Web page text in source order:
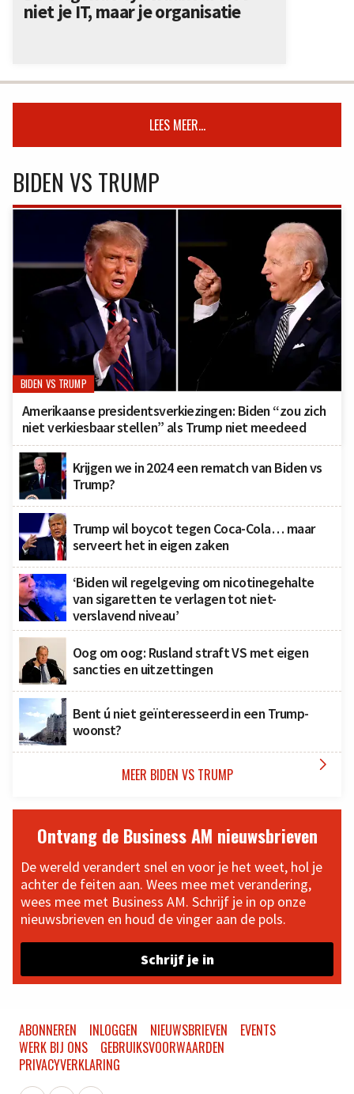
niet je IT, maar je organisatie
LEES MEER...
BIDEN VS TRUMP
BIDEN VS TRUMP
Amerikaanse presidentsverkiezingen: Biden “zou zich
niet verkiesbaar stellen” als Trump niet meedeed
Krijgen we in 2024 een rematch van Biden vs
Trump?
Trump wil boycot tegen Coca-Cola… maar
serveert het in eigen zaken
‘Biden wil regelgeving om nicotinegehalte
van sigaretten te verlagen tot niet-
verslavend niveau’
Oog om oog: Rusland straft VS met eigen
sancties en uitzettingen
Bent ú niet geïnteresseerd in een Trump-
woonst?
MEER BIDEN VS TRUMP 
Ontvang de Business AM nieuwsbrieven
De wereld verandert snel en voor je het weet, hol je
achter de feiten aan. Wees mee met verandering,
wees mee met Business AM. Schrijf je in op onze
nieuwsbrieven en houd de vinger aan de pols.
Schrijf je in
ABONNEREN INLOGGEN NIEUWSBRIEVEN
EVENTS
WERK BIJ ONS
GEBRUIKSVOORWAARDEN
PRIVACYVERKLARING